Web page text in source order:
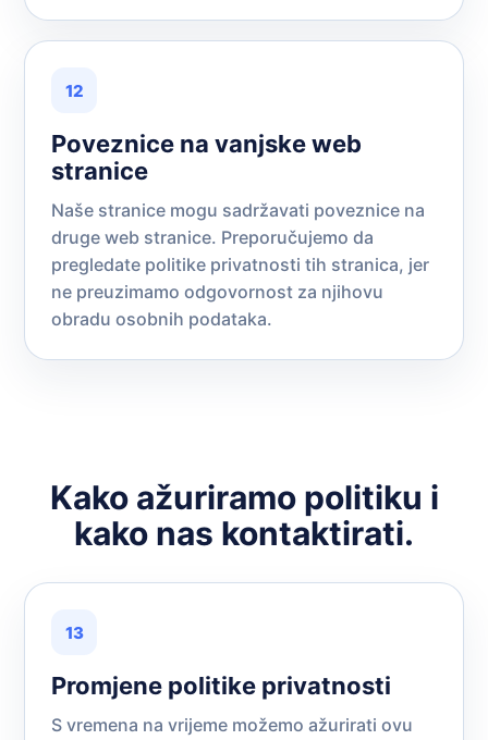
12
Poveznice na vanjske web
stranice
Naše stranice mogu sadržavati poveznice na
druge web stranice. Preporučujemo da
pregledate politike privatnosti tih stranica, jer
ne preuzimamo odgovornost za njihovu
obradu osobnih podataka.
Kako ažuriramo politiku i
kako nas kontaktirati.
13
Promjene politike privatnosti
S vremena na vrijeme možemo ažurirati ovu